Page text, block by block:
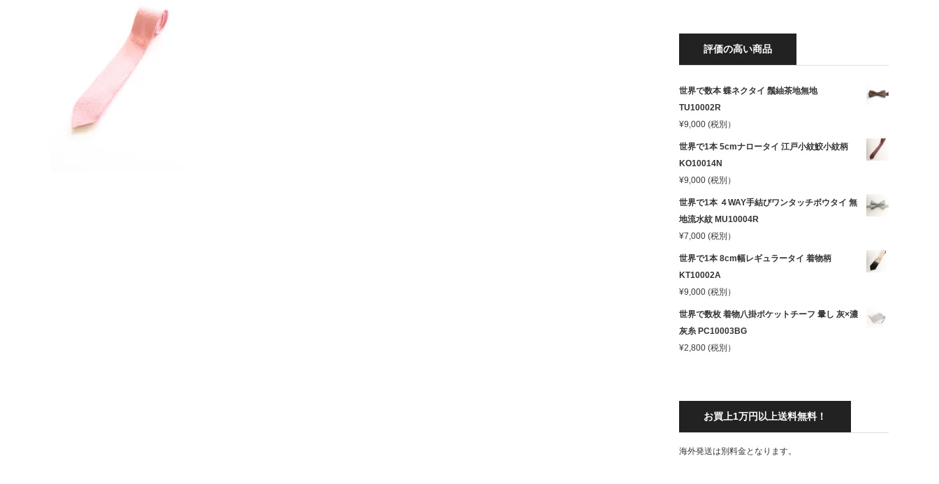
評価の高い商品
世界で数本 蝶ネクタイ 鬚紬茶地無地
TU10002R
¥9,000 (税別）
世界で1本 5cmナロータイ 江戸小紋鮫小紋柄
KO10014N
¥9,000 (税別）
世界で1本 ４WAY手結びワンタッチボウタイ 無
地流水紋 MU10004R
¥7,000 (税別）
世界で1本 8cm幅レギュラータイ 着物柄
KT10002A
¥9,000 (税別）
世界で数枚 着物八掛ポケットチーフ 暈し 灰×濃
灰糸 PC10003BG
¥2,800 (税別）
お買上1万円以上送料無料！
海外発送は別料金となります。